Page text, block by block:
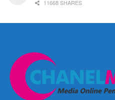
11668 SHARES